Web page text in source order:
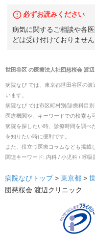
必ずお読みください
病気に関するご相談や各
どは受け付けておりません
世田谷区の医療法人社団慈桜会 渡
病院なび では、 東京都世田谷区の渡
います。
病院なび では市区町村別/診療科目
医療機関や、キーワードでの検索も
病院を探したい時、診療時間を調べ
を知りたい時に便利です。
また、役立つ医療コラムなども掲載
関連キーワード: 内科 / 小児科 / 呼吸
病院なびトップ > 東京都 >
団慈桜会 渡辺クリニック